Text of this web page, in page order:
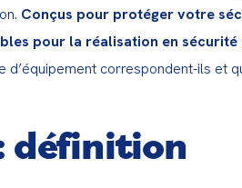
Conçus pour protéger votre
pour la réalisation en sécurité
d’équipement correspondent-ils et
définition